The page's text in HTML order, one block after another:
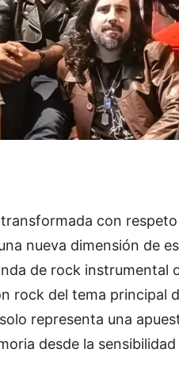
transformada con respeto
nueva dimensión de
de rock instrumental
rock del tema principal
solo representa una
desde la sensibilidad